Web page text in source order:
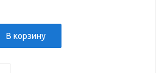
В корзину